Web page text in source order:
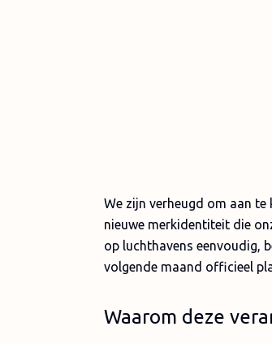
We zijn verheugd om aan
nieuwe merkidentiteit die
op luchthavens eenvoudig,
volgende maand officieel
Waarom deze